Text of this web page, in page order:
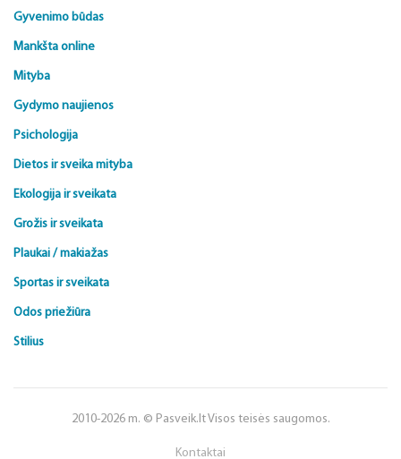
Gyvenimo būdas
Mankšta online
Mityba
Gydymo naujienos
Psichologija
Dietos ir sveika mityba
Ekologija ir sveikata
Grožis ir sveikata
Plaukai / makiažas
Sportas ir sveikata
Odos priežiūra
Stilius
2010-2026 m. © Pasveik.lt Visos teisės saugomos.
Kontaktai